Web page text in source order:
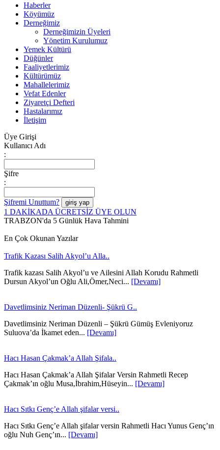
Haberler
Köyümüz
Derneğimiz
Derneğimizin Üyeleri
Yönetim Kurulumuz
Yemek Kültürü
Düğünler
Faaliyetlerimiz
Kültürümüz
Mahallelerimiz
Vefat Edenler
Ziyaretçi Defteri
Hastalarımız
İletişim
Üye Girişi
Kullanıcı Adı
:
Şifre
:
Şifremi Unuttum?
1 DAKİKADA ÜCRETSİZ ÜYE OLUN
TRABZON'da 5 Günlük Hava Tahmini
En Çok Okunan Yazılar
Trafik Kazası Salih Akyol’u Alla..
Trafik kazası Salih Akyol’u ve Ailesini Allah Korudu Rahmetli
Dursun Akyol’un Oğlu Ali,Ömer,Neci... [Devamı]
Davetlimsiniz Neriman Düzenli- Şükrü G..
Davetlimsiniz Neriman Düzenli – Şükrü Gümüş Evleniyoruz
Suluova’da İkamet eden... [Devamı]
Hacı Hasan Çakmak’a Allah Şifala..
Hacı Hasan Çakmak’a Allah Şifalar Versin Rahmetli Recep
Çakmak’ın oğlu Musa,İbrahim,Hüseyin... [Devamı]
Hacı Sıtkı Genç’e Allah şifalar versi..
Hacı Sıtkı Genç’e Allah şifalar versin Rahmetli Hacı Yunus Genç’ın
oğlu Nuh Genç’ın... [Devamı]